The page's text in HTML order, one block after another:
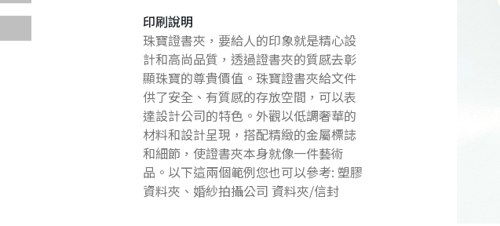
印刷說明
珠寶證書夾，要給人的印象就是精心設
計和高尚品質，透過證書夾的質感去彰
顯珠寶的尊貴價值。珠寶證書夾給文件
供了安全、有質感的存放空間，可以表
達設計公司的特色。外觀以低調奢華的
材料和設計呈現，搭配精緻的金屬標誌
和細節，使證書夾本身就像一件藝術
品。以下這兩個範例您也可以參考: 塑膠
資料夾 、 婚紗拍攝公司 資料夾/信封